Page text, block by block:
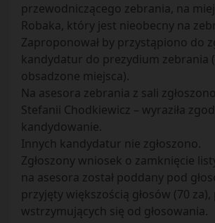
przewodniczącego zebrania, na
Robaka, który jest nieobecny na
Zaproponował by przystąpiono do
kandydatur do prezydium zebrania
obsadzone miejsca).
Na asesora zebrania z sali
Stefanii Chodkiewicz – wyraziła
kandydowanie.
Innych kandydatur nie zgłoszono.
Zgłoszony wniosek o zamknięcie
na asesora został poddany pod
przyjęty większością głosów (70 za),
wstrzymujących się od głosowania.